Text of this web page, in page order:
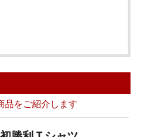
品をご紹介します